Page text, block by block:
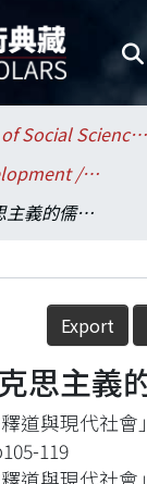
College of Social Sciences / 社會科學院
National Development / 國家發展研究所
論所謂「馬克思主義的儒家化」
Details
Export
思主義
釋道與現代社
119